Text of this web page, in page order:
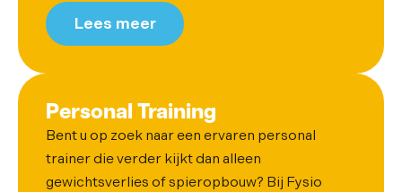
Lees meer
Personal Training
Bent u op zoek naar een ervaren personal
trainer die verder kijkt dan alleen
gewichtsverlies of spieropbouw? Bij Fysio